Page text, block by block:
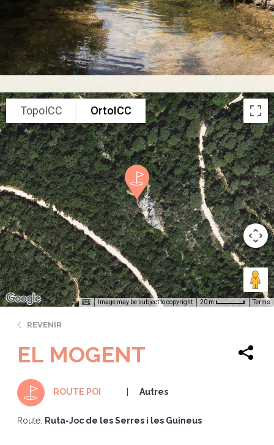
TopoICC OrtoICC
Image may be subject to copyright 20 m Terms
REVENIR
EL MOGENT
ROUTE POI Autres
Route: Ruta-Joc de les Serres i les Guineus